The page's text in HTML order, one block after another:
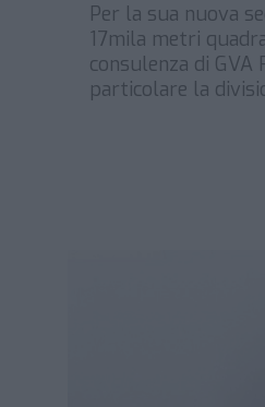
Per la sua nuova
17mila metri
consulenza di GVA
particolare la